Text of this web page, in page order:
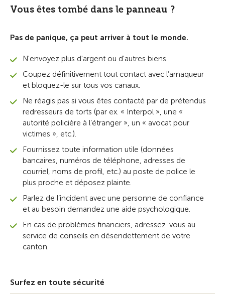
Vous êtes tombé dans le panneau ?
Pas de panique, ça peut arriver à tout le monde.
N'envoyez plus d'argent ou d'autres biens.
Coupez définitivement tout contact avec l’arnaqueur
et bloquez-le sur tous vos canaux.
Ne réagis pas si vous êtes contacté par de prétendus
redresseurs de torts (par ex. « Interpol », une «
autorité policière à l’étranger », un « avocat pour
victimes », etc.).
Fournissez toute information utile (données
bancaires, numéros de téléphone, adresses de
courriel, noms de profil, etc.) au poste de police le
plus proche et déposez plainte.
Parlez de l’incident avec une personne de confiance
et au besoin demandez une aide psychologique.
En cas de problèmes financiers, adressez-vous au
service de conseils en désendettement de votre
canton.
Surfez en toute sécurité